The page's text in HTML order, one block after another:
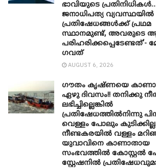
ഭാവിയുടെ
ജനാധിപത്യ വ്യവസ്ഥയിൽ
പ്രതിഷേധങ്ങൾക്ക് പ്രഥമ
സ്ഥാനമുണ്ട്, അവരുടെ
പരിഹരിക്കപ്പെടേണ്ടത്’-
ഗവത്
AUGUST 6, 2026
ഗൗതം കൃഷ്ണയെ
ഏഴു ദിവസം!! തനിക്കു
ലഭിച്ചില്ലെങ്കിൽ
പ്രതിഷേധത്തിൽനിന്നു
വെള്ളം പോലും
നീണ്ടകരയിൽ വള്ളം
യുവാവിനെ കാണാതായ
സംഭവത്തിൽ കോസ്റ്റൽ
സ്റ്റേഷനിൽ